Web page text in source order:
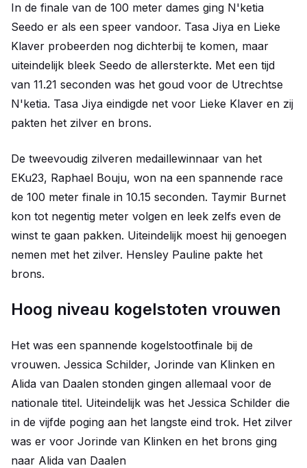
In de finale van de 100 meter dames ging N'ketia
Seedo er als een speer vandoor. Tasa Jiya en Lieke
Klaver probeerden nog dichterbij te komen, maar
uiteindelijk bleek Seedo de allersterkte. Met een tijd
van 11.21 seconden was het goud voor de Utrechtse
N'ketia. Tasa Jiya eindigde net voor Lieke Klaver en zij
pakten het zilver en brons.
De tweevoudig zilveren medaillewinnaar van het
EKu23, Raphael Bouju, won na een spannende race
de 100 meter finale in 10.15 seconden. Taymir Burnet
kon tot negentig meter volgen en leek zelfs even de
winst te gaan pakken. Uiteindelijk moest hij genoegen
nemen met het zilver. Hensley Pauline pakte het
brons.
Hoog niveau kogelstoten vrouwen
Het was een spannende kogelstootfinale bij de
vrouwen. Jessica Schilder, Jorinde van Klinken en
Alida van Daalen stonden gingen allemaal voor de
nationale titel. Uiteindelijk was het Jessica Schilder die
in de vijfde poging aan het langste eind trok. Het zilver
was er voor Jorinde van Klinken en het brons ging
naar Alida van Daalen